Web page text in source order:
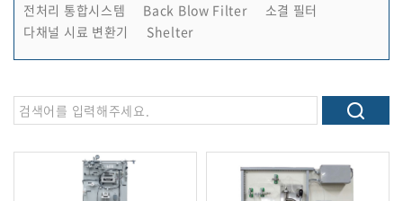
전처리 통합시스템 Back Blow Filter
소결 필터
다채널 시료 변환기
Shelter